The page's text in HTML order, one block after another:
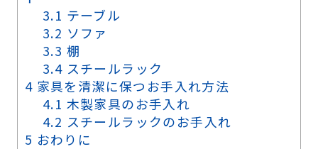
3.1 テーブル
3.2 ソファ
3.3 棚
3.4 スチールラック
4 家具を清潔に保つお手入れ方法
4.1 木製家具のお手入れ
4.2 スチールラックのお手入れ
5 おわりに